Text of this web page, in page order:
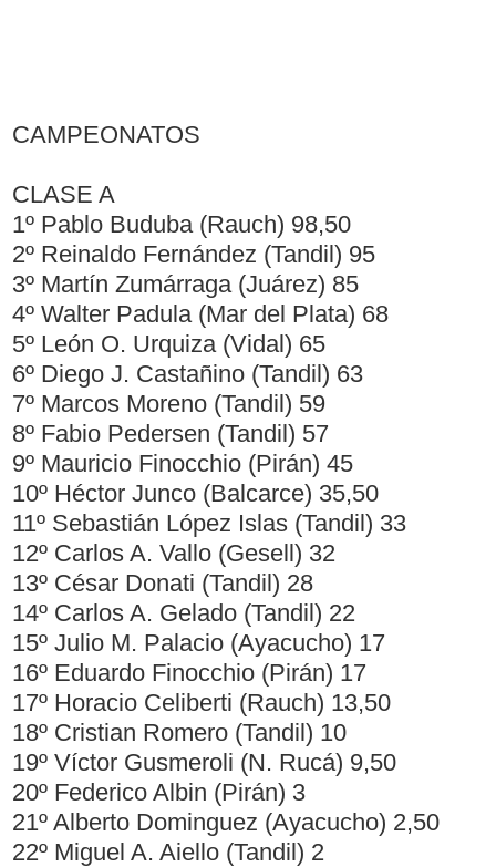
CAMPEONATOS
CLASE A
1º Pablo Buduba (Rauch) 98,50
2º Reinaldo Fernández (Tandil) 95
3º Martín Zumárraga (Juárez) 85
4º Walter Padula (Mar del Plata) 68
5º León O. Urquiza (Vidal) 65
6º Diego J. Castañino (Tandil) 63
7º Marcos Moreno (Tandil) 59
8º Fabio Pedersen (Tandil) 57
9º Mauricio Finocchio (Pirán) 45
10º Héctor Junco (Balcarce) 35,50
11º Sebastián López Islas (Tandil) 33
12º Carlos A. Vallo (Gesell) 32
13º César Donati (Tandil) 28
14º Carlos A. Gelado (Tandil) 22
15º Julio M. Palacio (Ayacucho) 17
16º Eduardo Finocchio (Pirán) 17
17º Horacio Celiberti (Rauch) 13,50
18º Cristian Romero (Tandil) 10
19º Víctor Gusmeroli (N. Rucá) 9,50
20º Federico Albin (Pirán) 3
21º Alberto Dominguez (Ayacucho) 2,50
22º Miguel A. Aiello (Tandil) 2